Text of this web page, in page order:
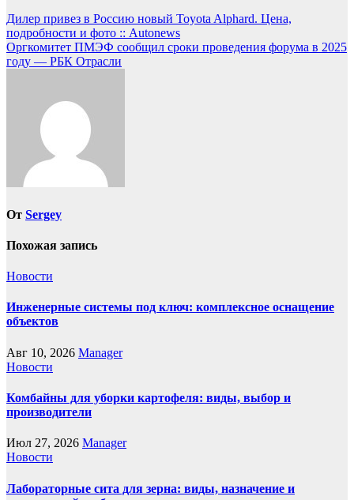
Навигация
по
записям
Дилер привез в Россию новый Toyota Alphard. Цена,
подробности и фото :: Autonews
Оргкомитет ПМЭФ сообщил сроки проведения форума в 2025
году — РБК Отрасли
От Sergey
Похожая запись
Новости
Инженерные системы под ключ: комплексное оснащение
объектов
Авг 10, 2026 Manager
Новости
Комбайны для уборки картофеля: виды, выбор и
производители
Июл 27, 2026 Manager
Новости
Лабораторные сита для зерна: виды, назначение и